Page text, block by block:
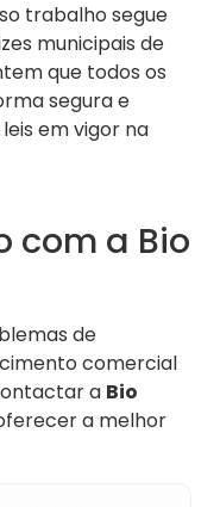
trabalho segue
municipais de
que todos os
segura e
em vigor na
com a Bio
de
comercial
a Bio
a melhor